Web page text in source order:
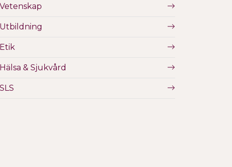
Vetenskap
Utbildning
Etik
Hälsa & Sjukvård
SLS